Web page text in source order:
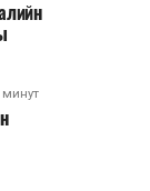
минут